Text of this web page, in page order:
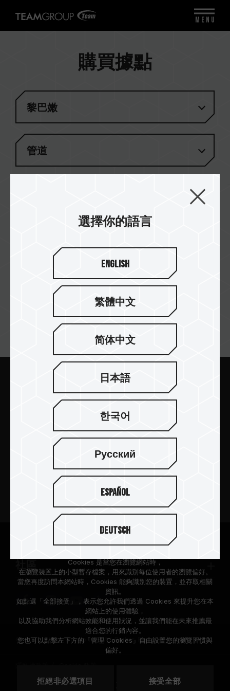
購買據點
黎巴嫩
管道
訂閱電子報
送出
新聞中心
© 2026 Team Group Inc. All Rights Reserved.
美國
選擇你的語言
English
繁體中文
简体中文
日本語
한국어
Русский
Español
Deutsch
MENU
根據歐盟施行的個人資料保護法(GDPR)，我們致力於保護您的個人
Cookies 是當您在瀏覽網站時，
在瀏覽裝置上的小型暫存檔案，用來識別每位使用者的瀏覽偏好。
當您再度訪問本網站時，Cookies 能夠識別您的裝置，並存取相關
資訊。
如點選「全部接受」，表示您允許我們透過 Cookies 來提升您在本
網站上的使用體驗，
以及協助我們分析網站效能和使用狀況，並讓我們能在未來推薦最
適合您的行銷內容。
您也可以點擊左下方的「管理 Cookies」自由設置您的瀏覽習慣與
偏好。
拒絕非必選項目 接受全部